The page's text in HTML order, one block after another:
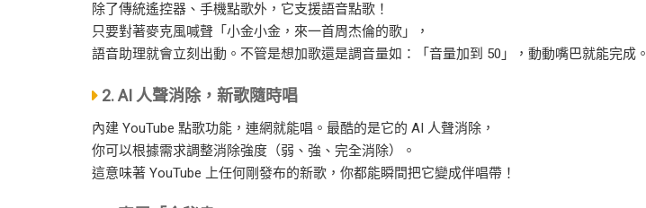
除了傳統遙控器、手機點歌外，它支援語音點歌！
只要對著麥克風喊聲「小金小金，來一首周杰倫的歌」，
語音助理就會立刻出動。不管是想加歌還是調音量如：「音量加到 50」，動動嘴巴就能完成。
2. AI 人聲消除，新歌隨時唱
內建 YouTube 點歌功能，連網就能唱。最酷的是它的 AI 人聲消除，
你可以根據需求調整消除強度（弱、強、完全消除）。
這意味著 YouTube 上任何剛發布的新歌，你都能瞬間把它變成伴唱帶！